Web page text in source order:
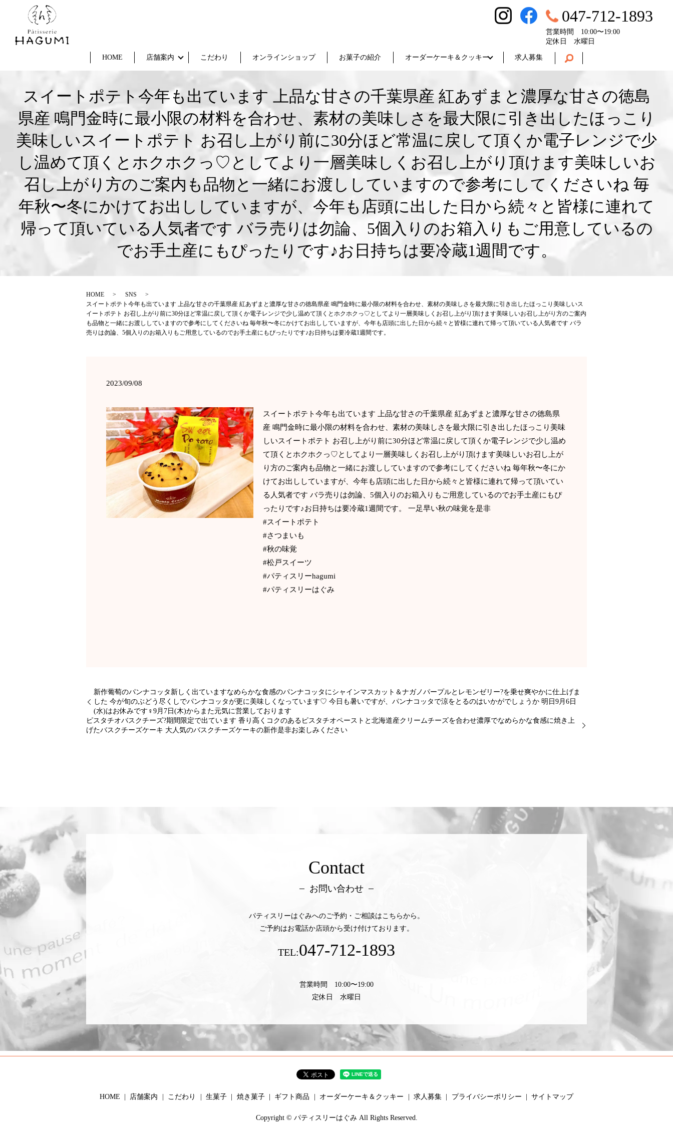
HOME 店舗案内 こだわり オンラインショップ お菓子の紹介 オーダーケーキ＆クッキー 求人募集
047-712-1893
営業時間 10:00〜19:00
定休日 水曜日
スイートポテト今年も出ています 上品な甘さの千葉県産 紅あずまと濃厚な甘さの徳島
県産 鳴門金時に最小限の材料を合わせ、素材の美味しさを最大限に引き出したほっこり
美味しいスイートポテト お召し上がり前に30分ほど常温に戻して頂くか電子レンジで少
し温めて頂くとホクホクっ♡としてより一層美味しくお召し上がり頂けます美味しいお
召し上がり方のご案内も品物と一緒にお渡ししていますので参考にしてくださいね 毎
年秋〜冬にかけてお出ししていますが、今年も店頭に出した日から続々と皆様に連れて
帰って頂いている人気者です バラ売りは勿論、5個入りのお箱入りもご用意しているの
でお手土産にもぴったりです♪お日持ちは要冷蔵1週間です。
HOME
SNS
スイートポテト今年も出ています 上品な甘さの千葉県産 紅あずまと濃厚な甘さの徳島県産 鳴門金時に最小限の材料を合わせ、素材の美味しさを最大限に引き出したほっこり美味しいス
イートポテト お召し上がり前に30分ほど常温に戻して頂くか電子レンジで少し温めて頂くとホクホクっ♡としてより一層美味しくお召し上がり頂けます美味しいお召し上がり方のご案内
も品物と一緒にお渡ししていますので参考にしてくださいね 毎年秋〜冬にかけてお出ししていますが、今年も店頭に出した日から続々と皆様に連れて帰って頂いている人気者です バラ
売りは勿論、5個入りのお箱入りもご用意しているのでお手土産にもぴったりです♪お日持ちは要冷蔵1週間です。
2023/09/08
スイートポテト今年も出ています 上品な甘さの千葉県産 紅あずまと濃厚な甘さの徳島県
産 鳴門金時に最小限の材料を合わせ、素材の美味しさを最大限に引き出したほっこり美味
しいスイートポテト お召し上がり前に30分ほど常温に戻して頂くか電子レンジで少し温め
て頂くとホクホクっ♡としてより一層美味しくお召し上がり頂けます美味しいお召し上が
り方のご案内も品物と一緒にお渡ししていますので参考にしてくださいね 毎年秋〜冬にか
けてお出ししていますが、今年も店頭に出した日から続々と皆様に連れて帰って頂いてい
る人気者です バラ売りは勿論、5個入りのお箱入りもご用意しているのでお手土産にもぴ
ったりです♪お日持ちは要冷蔵1週間です。 一足早い秋の味覚を是非
#スイートポテト
#さつまいも
#秋の味覚
#松戸スイーツ
#パティスリーhagumi
#パティスリーはぐみ
新作葡萄のパンナコッタ新しく出ていますなめらかな食感のパンナコッタにシャインマスカット＆ナガノパープルとレモンゼリー?を乗せ爽やかに仕上げま
した 今が旬のぶどう尽くしでパンナコッタが更に美味しくなっています♡ 今日も暑いですが、パンナコッタで涼をとるのはいかがでしょうか 明日9月6日
(水)はお休みです‍♀️9月7日(木)からまた元気に営業しております
ピスタチオバスクチーズ?期間限定で出ています 香り高くコクのあるピスタチオペーストと北海道産クリームチーズを合わせ濃厚でなめらかな食感に焼き上
げたバスクチーズケーキ 大人気のバスクチーズケーキの新作是非お楽しみください
Contact
お問い合わせ
パティスリーはぐみへのご予約・ご相談はこちらから。
ご予約はお電話か店頭から受け付けております。
TEL:047-712-1893
営業時間 10:00〜19:00
定休日 水曜日
HOME 店舗案内 こだわり 生菓子 焼き菓子 ギフト商品 オーダーケーキ＆クッキー 求人募集 プライバシーポリシー サイトマップ
Copyright © パティスリーはぐみ All Rights Reserved.